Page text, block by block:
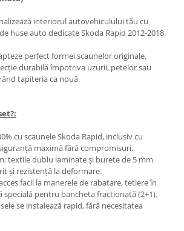
interiorul autovehiculului tău cu
huse auto dedicate Skoda Rapid 2012-2018.
perfect formei scaunelor originale,
durabilă împotriva uzurii, petelor sau
tapiteria ca nouă.
cu scaunele Skoda Rapid, inclusiv cu
maximă fără compromisuri.
textile dublu laminate și burete de 5 mm
și rezistență la deformare.
facil la manerele de rabatare, tetiere în
specială pentru bancheta fractionată (2+1).
se instalează rapid, fără necesitatea